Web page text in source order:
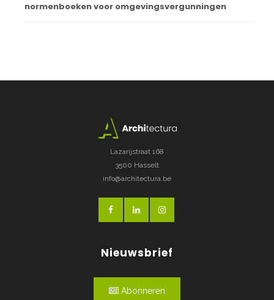
normenboeken voor omgevingsvergunningen
Lazarijstraat 168
3500 Hasselt
info@architectura.be
Nieuwsbrief
Abonneren